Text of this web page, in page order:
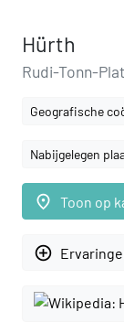
Hürth
Rudi-Tonn-
Geografische
Nabijgelegen
place Toon op
add_circle_outline